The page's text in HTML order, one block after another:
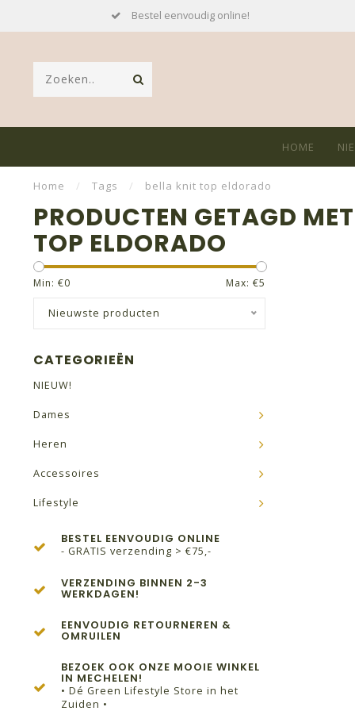
Bestel eenvoudig online!
HOME
Home / Tags / bella knit top eldorado
PRODUCTEN GETAGD
TOP ELDORADO
Min: €0 Max: €5
Nieuwste producten
CATEGORIEËN
NIEUW!
Dames
Heren
Accessoires
Lifestyle
BESTEL EENVOUDIG ONLINE
- GRATIS verzending > €75,-
VERZENDING BINNEN 2-3
WERKDAGEN!
EENVOUDIG RETOURNEREN &
OMRUILEN
BEZOEK OOK ONZE MOOIE WINKEL
IN MECHELEN!
• Dé Green Lifestyle Store in het
Zuiden •